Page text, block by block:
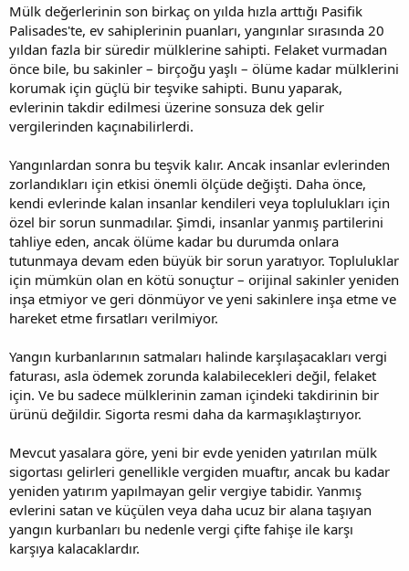
Mülk değerlerinin son birkaç on yılda hızla arttığı Pasifik
Palisades'te, ev sahiplerinin puanları, yangınlar sırasında 20
yıldan fazla bir süredir mülklerine sahipti. Felaket vurmadan
önce bile, bu sakinler – birçoğu yaşlı – ölüme kadar mülklerini
korumak için güçlü bir teşvike sahipti. Bunu yaparak,
evlerinin takdir edilmesi üzerine sonsuza dek gelir
vergilerinden kaçınabilirlerdi.
Yangınlardan sonra bu teşvik kalır. Ancak insanlar evlerinden
zorlandıkları için etkisi önemli ölçüde değişti. Daha önce,
kendi evlerinde kalan insanlar kendileri veya toplulukları için
özel bir sorun sunmadılar. Şimdi, insanlar yanmış partilerini
tahliye eden, ancak ölüme kadar bu durumda onlara
tutunmaya devam eden büyük bir sorun yaratıyor. Topluluklar
için mümkün olan en kötü sonuçtur – orijinal sakinler yeniden
inşa etmiyor ve geri dönmüyor ve yeni sakinlere inşa etme ve
hareket etme fırsatları verilmiyor.
Yangın kurbanlarının satmaları halinde karşılaşacakları vergi
faturası, asla ödemek zorunda kalabilecekleri değil, felaket
için. Ve bu sadece mülklerinin zaman içindeki takdirinin bir
ürünü değildir. Sigorta resmi daha da karmaşıklaştırıyor.
Mevcut yasalara göre, yeni bir evde yeniden yatırılan mülk
sigortası gelirleri genellikle vergiden muaftır, ancak bu kadar
yeniden yatırım yapılmayan gelir vergiye tabidir. Yanmış
evlerini satan ve küçülen veya daha ucuz bir alana taşıyan
yangın kurbanları bu nedenle vergi çifte fahişe ile karşı
karşıya kalacaklardır.